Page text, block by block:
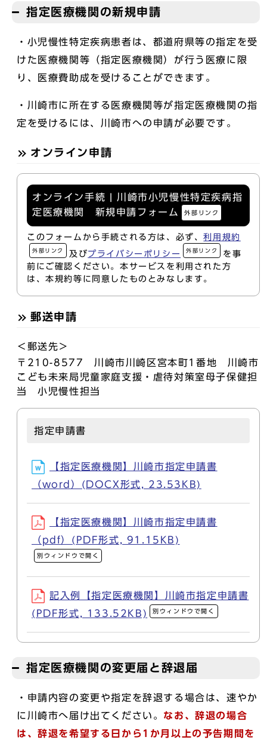
指定医療機関の新規申請
・小児慢性特定疾病患者は、都道府県等の指定を受
けた医療機関等（指定医療機関）が行う医療に限
り、医療費助成を受けることができます。
・川崎市に所在する医療機関等が指定医療機関の指
定を受けるには、川崎市への申請が必要です。
オンライン申請
オンライン手続 | 川崎市小児慢性特定疾病指
定医療機関 新規申請フォーム
外部リンク
このフォームから手続される方は、必ず、利用規約
外部リンク 及びプライバシーポリシー 外部リンク
を事
前にご確認ください。本サービスを利用された方
は、本規約等に同意したものとみなします。
郵送申請
＜郵送先＞
〒210-8577 川崎市川崎区宮本町1番地 川崎市
こども未来局児童家庭支援・虐待対策室母子保健担
当 小児慢性担当
指定申請書
【指定医療機関】川崎市指定申請書
（word）(DOCX形式, 23.53KB)
【指定医療機関】川崎市指定申請書
（pdf）(PDF形式, 91.15KB)
別ウィンドウで開く
記入例【指定医療機関】川崎市指定申請書
(PDF形式, 133.52KB)
別ウィンドウで開く
指定医療機関の変更届と辞退届
・申請内容の変更や指定を辞退する場合は、速やか
に川崎市へ届け出てください。 なお、辞退の場合
は、辞退を希望する日から1か月以上の予告期間を